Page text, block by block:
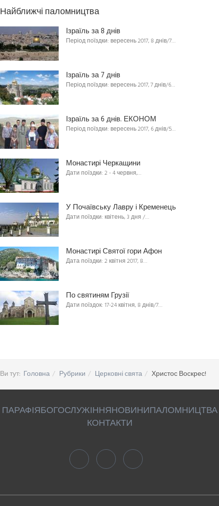
Найближчі паломництва
Ізраїль за 8 днів
Період поїздки: вересень 2017, 8 днів/7…
Ізраїль за 7 днів
Період поїздки: вересень 2017, 7 днів/6…
Ізраїль за 6 днів. ЕКОНОМ
Період поїздки: вересень 2017, 6 днів/5…
Монастирі Черкащини
Дати поїздки: 2 - 4 червня,…
У Почаївську Лавру і Кременець
Дати поїздки: квітень, 3 дня /…
Монастирі Святої гори Афон
Дата поїздки: 2 квітня 2017, 8…
По святиням Грузії
Дати поїздок: 17-24 квітня, 8 днів/7…
Ви тут: Головна Рубрики Церковні свята Христос Воскрес!
ПАРАФІЯБОГОСЛУЖІННЯНОВИНИПАЛОМНИЦТВА
КОНТАКТИ